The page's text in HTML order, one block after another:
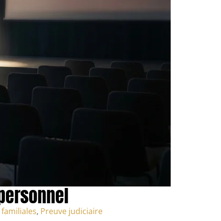
, Preuve judiciaire